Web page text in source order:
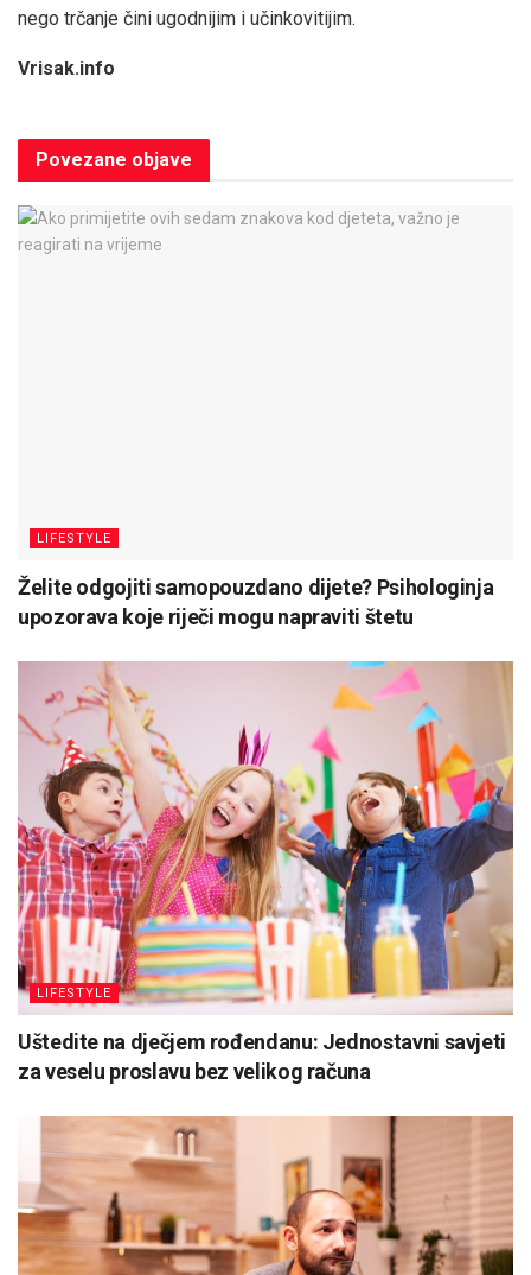
nego trčanje čini ugodnijim i učinkovitijim.
Vrisak.info
Povezane objave
LIFESTYLE
Želite odgojiti samopouzdano dijete? Psihologinja
upozorava koje riječi mogu napraviti štetu
LIFESTYLE
Uštedite na dječjem rođendanu: Jednostavni savjeti
za veselu proslavu bez velikog računa